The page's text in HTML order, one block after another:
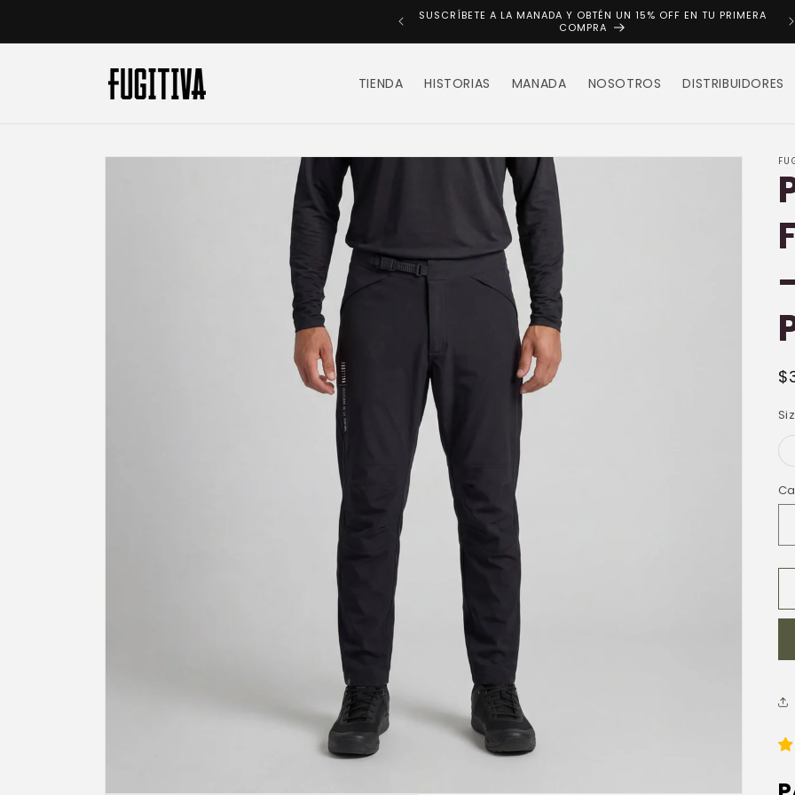
SUSCRÍBETE A LA MANADA Y OBTÉN UN 15% OFF EN TU PRIMERA
COMPRA
TIENDA HISTORIAS MANADA NOSOTROS DISTRIBUIDORES
directamente